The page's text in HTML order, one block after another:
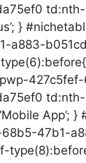
}
a883-
type(6):before{
App’;
47b1-